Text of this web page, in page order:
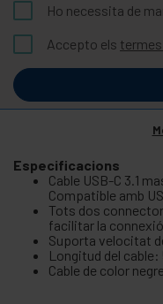
Ho necessita de
Accepto els
Especificacions
Cable USB-C 3.1
Compatible amb
Tots dos
facilitar la
Suporta velocitat
Longitud del cable:
Cable de color